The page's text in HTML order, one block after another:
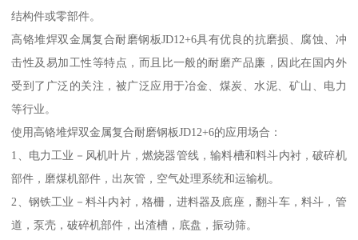
结构件或零部件。
高铬堆焊双金属复合耐磨钢板JD12+6具有优良的抗磨损、腐蚀、冲
击性及易加工性等特点，而且比一般的耐磨产品廉，因此在国内外
受到了广泛的关注，被广泛应用于冶金、煤炭、水泥、矿山、电力
等行业。
使用高铬堆焊双金属复合耐磨钢板JD12+6的应用场合：
1、电力工业－风机叶片，燃烧器管线，输料槽和料斗内衬，破碎机
部件，磨煤机部件，出灰管，空气处理系统和运输机。
2、钢铁工业－料斗内衬，格栅，进料器及底座，翻斗车，料斗，管
道，泵壳，破碎机部件，出渣槽，底盘，振动筛。